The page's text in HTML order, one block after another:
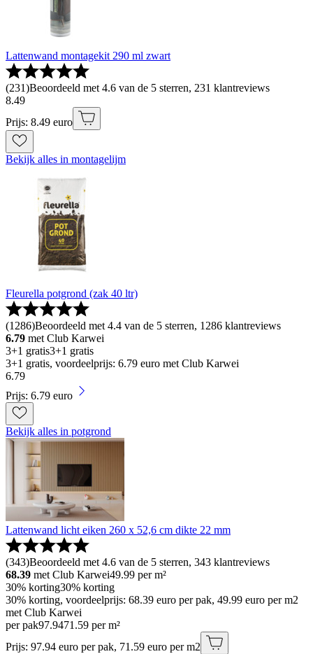
Lattenwand montagekit 290 ml zwart
(231)Beoordeeld met 4.6 van de 5 sterren, 231 klantreviews
8.49
Prijs: 8.49 euro
Bekijk alles in montagelijm
Fleurella potgrond (zak 40 ltr)
(1286)Beoordeeld met 4.4 van de 5 sterren, 1286 klantreviews
6.79 met Club Karwei
3+1 gratis3+1 gratis
3+1 gratis, voordeelprijs: 6.79 euro met Club Karwei
6.79
Prijs: 6.79 euro
Bekijk alles in potgrond
Lattenwand licht eiken 260 x 52,6 cm dikte 22 mm
(343)Beoordeeld met 4.6 van de 5 sterren, 343 klantreviews
68.39 met Club Karwei49.99 per m²
30% korting30% korting
30% korting, voordeelprijs: 68.39 euro per pak, 49.99 euro per m2
met Club Karwei
per pak97.9471.59 per m²
Prijs: 97.94 euro per pak, 71.59 euro per m2